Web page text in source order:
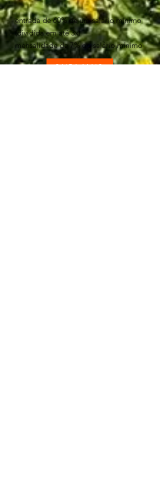
entrada de 60% de um salário mínimo
(dividida em até 3x)
mensalidade de 7% do salário mínimo
SAIBA MAIS